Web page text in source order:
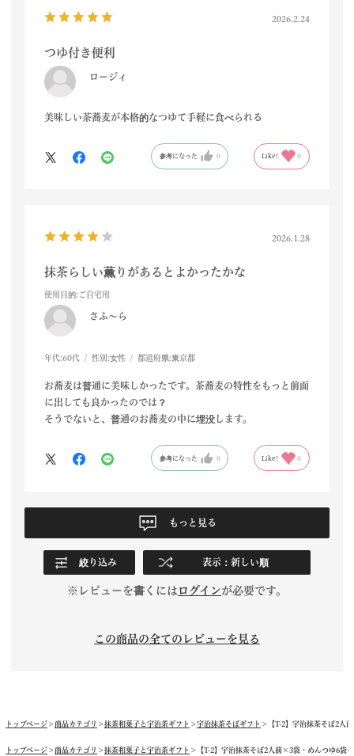
2026.2.24
つゆ付き便利
ロージィ
美味しい茶蕎麦が本格的なつゆて手軽に食べられる
参考になった 0 Like! 0
2026.1.28
抹茶らしい薫りがあるとよかったかな
使用目的:ご自宅用
さふ～ら
年代:60代 性別:女性 都道府県:東京都
お蕎麦は普通に美味しかったです。茶蕎麦の特性をもっと前面
に出しても良かったのでは？
そうでないと、普通のお蕎麦の中に埋没します。
参考になった 0 Like! 0
もっと見る
絞り込み 表示：新しい順
※レビューを書くには ログインが必要です。
この商品の全てのレビューを見る
トップページ 商品カテゴリ 抹茶和菓子と宇治茶ギフト 宇治抹茶そばギフト 【T-2】宇治抹茶そば2人
トップページ 商品カテゴリ 抹茶和菓子と宇治茶ギフト 【T-2】宇治抹茶そば2人前×3袋・めんつゆ6袋